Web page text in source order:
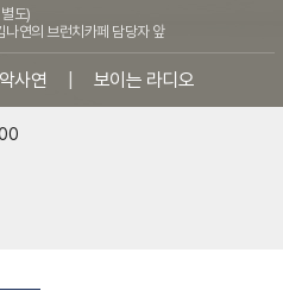
도)
연의 브런치카페 담당자 앞
사연 보이는 라디오